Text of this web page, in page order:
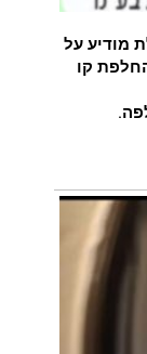
מודיע על
קו